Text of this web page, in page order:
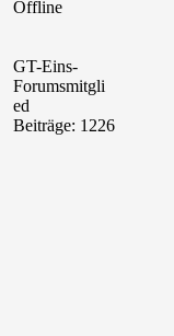
Offline
GT-Eins-
Forumsmitgli
ed
Beiträge: 1226